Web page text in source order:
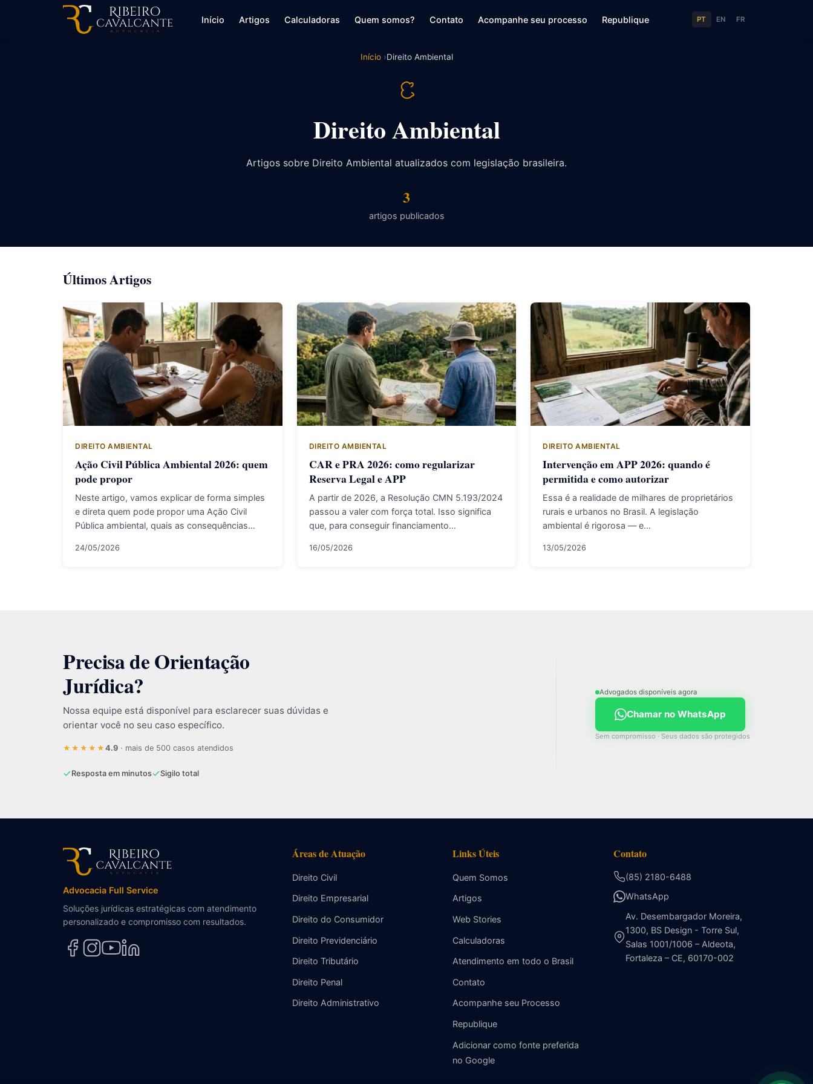
Início Artigos Calculadoras Quem somos? Contato Acompanhe seu processo Republique PT EN FR
Início Direito Ambiental
Direito Ambiental
Artigos sobre Direito Ambiental atualizados com legislação brasileira.
3
artigos publicados
Últimos Artigos
DIREITO AMBIENTAL
Ação Civil Pública Ambiental 2026: quem
pode propor
Neste artigo, vamos explicar de forma simples
e direta quem pode propor uma Ação Civil
Pública ambiental, quais as consequências…
24/05/2026
DIREITO AMBIENTAL
CAR e PRA 2026: como regularizar
Reserva Legal e APP
A partir de 2026, a Resolução CMN 5.193/2024
passou a valer com força total. Isso significa
que, para conseguir financiamento…
16/05/2026
DIREITO AMBIENTAL
Intervenção em APP 2026: quando é
permitida e como autorizar
Essa é a realidade de milhares de proprietários
rurais e urbanos no Brasil. A legislação
ambiental é rigorosa — e…
13/05/2026
Precisa de Orientação
Jurídica?
Nossa equipe está disponível para esclarecer suas dúvidas e
orientar você no seu caso específico.
★★★★★ 4.9 · mais de 500 casos atendidos
Resposta em minutos Sigilo total
Advogados disponíveis agora
Chamar no WhatsApp
Sem compromisso · Seus dados são protegidos
Advocacia Full Service
Soluções jurídicas estratégicas com atendimento
personalizado e compromisso com resultados.
Áreas de Atuação
Direito Civil
Direito Empresarial
Direito do Consumidor
Direito Previdenciário
Direito Tributário
Direito Penal
Direito Administrativo
Links Úteis
Quem Somos
Artigos
Web Stories
Calculadoras
Atendimento em todo o Brasil
Contato
Acompanhe seu Processo
Republique
Adicionar como fonte preferida
no Google
Contato
(85) 2180-6488
WhatsApp
Av. Desembargador Moreira,
1300, BS Design - Torre Sul,
Salas 1001/1006 – Aldeota,
Fortaleza – CE, 60170-002